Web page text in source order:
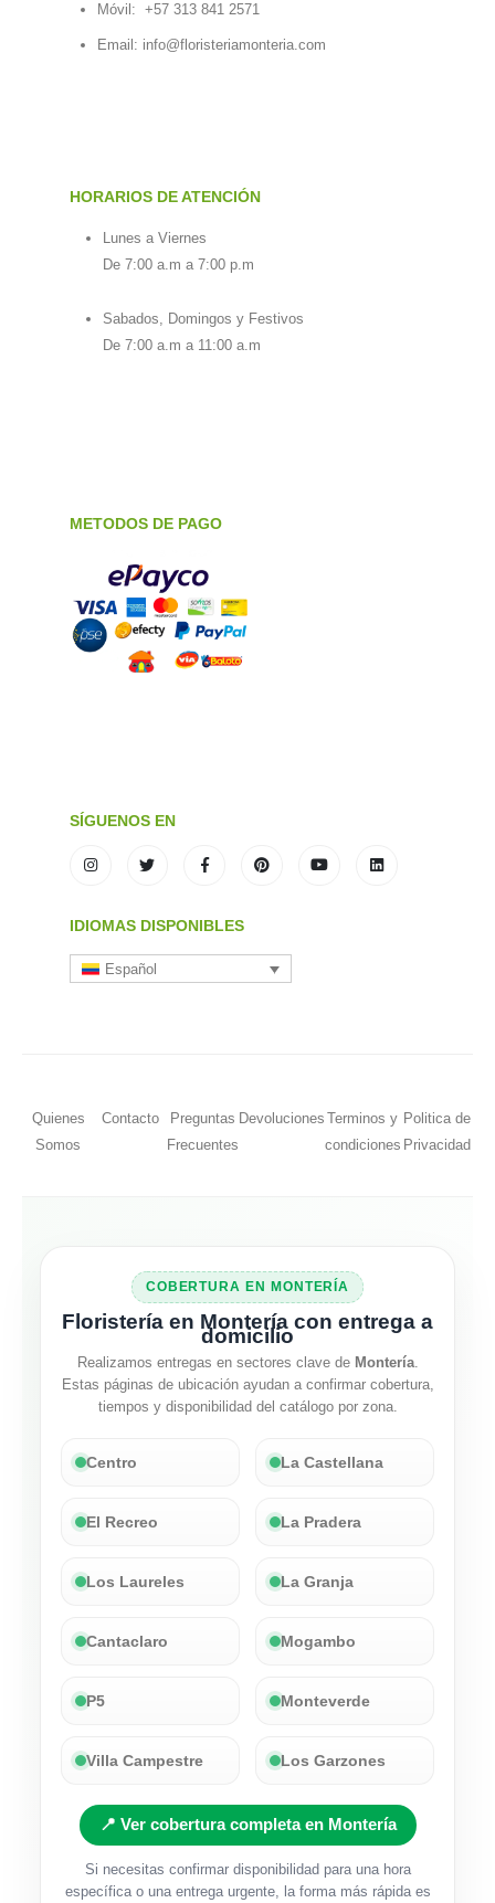
Móvil: +57 313 841 2571
Email: info@floristeriamonteria.com
HORARIOS DE ATENCIÓN
Lunes a Viernes
De 7:00 a.m a 7:00 p.m
Sabados, Domingos y Festivos
De 7:00 a.m a 11:00 a.m
METODOS DE PAGO
SÍGUENOS EN
IDIOMAS DISPONIBLES
Español
Quienes
Somos
Contacto
Preguntas
Frecuentes
Devoluciones Terminos y
condiciones
Politica de
Privacidad
COBERTURA EN MONTERÍA
Floristería en Montería con entrega a
domicilio
Realizamos entregas en sectores clave de Montería.
Estas páginas de ubicación ayudan a confirmar cobertura,
tiempos y disponibilidad del catálogo por zona.
Centro La Castellana
El Recreo La Pradera
Los Laureles La Granja
Cantaclaro Mogambo
P5 Monteverde
Villa Campestre Los Garzones
📍 Ver cobertura completa en Montería
Si necesitas confirmar disponibilidad para una hora
específica o una entrega urgente, la forma más rápida es